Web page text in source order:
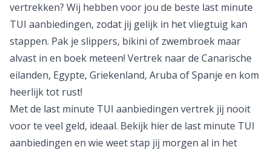
vertrekken? Wij hebben voor jou de beste last minute
TUI aanbiedingen, zodat jij gelijk in het vliegtuig kan
stappen. Pak je slippers, bikini of zwembroek maar
alvast in en boek meteen! Vertrek naar de Canarische
eilanden, Egypte, Griekenland, Aruba ofSpanje en kom
heerlijk tot rust!
Met de last minute TUI aanbiedingen vertrek jij nooit
voor te veel geld, ideaal. Bekijk hier de last minute TUI
aanbiedingen en wie weet stap jij morgen al in het